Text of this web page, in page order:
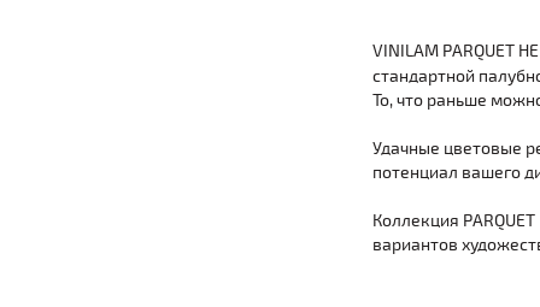
VINILAM PARQUET
стандартной
То, что раньше
Удачные цветовые
потенциал вашего
Коллекция
вариантов